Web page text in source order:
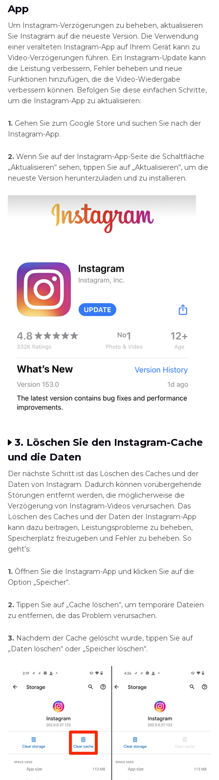
App
Um Instagram-Verzögerungen zu beheben, aktualisieren
Sie Instagram auf die neueste Version. Die Verwendung
einer veralteten Instagram-App auf Ihrem Gerät kann zu
Video-Verzögerungen führen. Ein Instagram-Update kann
die Leistung verbessern, Fehler beheben und neue
Funktionen hinzufügen, die die Video-Wiedergabe
verbessern können. Befolgen Sie diese einfachen Schritte,
um die Instagram-App zu aktualisieren:
1. Gehen Sie zum Google Store und suchen Sie nach der
Instagram-App.
2. Wenn Sie auf der Instagram-App-Seite die Schaltfläche
„Aktualisieren“ sehen, tippen Sie auf „Aktualisieren“, um die
neueste Version herunterzuladen und zu installieren.
3. Löschen Sie den Instagram-Cache
und die Daten
Der nächste Schritt ist das Löschen des Caches und der
Daten von Instagram. Dadurch können vorübergehende
Störungen entfernt werden, die möglicherweise die
Verzögerung von Instagram-Videos verursachen. Das
Löschen des Caches und der Daten der Instagram-App
kann dazu beitragen, Leistungsprobleme zu beheben,
Speicherplatz freizugeben und Fehler zu beheben. So
geht's:
1. Öffnen Sie die Instagram-App und klicken Sie auf die
Option „Speicher“.
2. Tippen Sie auf „Cache löschen“, um temporäre Dateien
zu entfernen, die das Problem verursachen.
3. Nachdem der Cache gelöscht wurde, tippen Sie auf
„Daten löschen“ oder „Speicher löschen“.